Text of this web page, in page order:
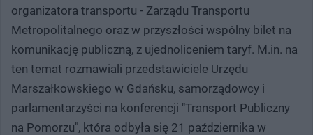
organizatora transportu - Zarządu Transportu
Metropolitalnego oraz w przyszłości wspólny bilet na
komunikację publiczną, z ujednoliceniem taryf. M.in. na
ten temat rozmawiali przedstawiciele Urzędu
Marszałkowskiego w Gdańsku, samorządowcy i
parlamentarzyści na konferencji "Transport Publiczny
na Pomorzu", która odbyła się 21 października w